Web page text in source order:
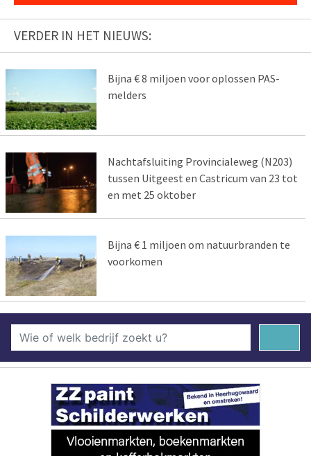
VERDER IN HET NIEUWS:
Bijna € 8 miljoen voor oplossen PAS-
melders
Nachtafsluiting Provincialeweg (N203)
tussen Uitgeest en Castricum van 23 tot
en met 25 oktober
Bijna € 1 miljoen om natuurbranden te
voorkomen